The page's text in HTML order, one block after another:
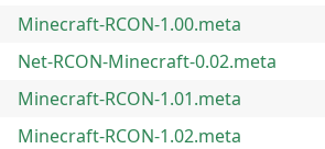
Minecraft-RCON-1.00.meta
Net-RCON-Minecraft-0.02.meta
Minecraft-RCON-1.01.meta
Minecraft-RCON-1.02.meta